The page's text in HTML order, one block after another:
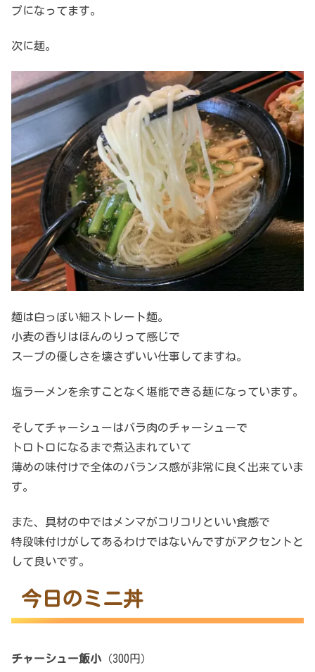
プになってます。
次に麺。
麺は白っぽい細ストレート麺。
小麦の香りはほんのりって感じで
スープの優しさを壊さずいい仕事してますね。
塩ラーメンを余すことなく堪能できる麺になっています。
そしてチャーシューはバラ肉のチャーシューで
トロトロになるまで煮込まれていて
薄めの味付けで全体のバランス感が非常に良く出来ていま
す。
また、具材の中ではメンマがコリコリといい食感で
特段味付けがしてあるわけではないんですがアクセントと
して良いです。
今日のミニ丼
チャーシュー飯小 （300円）